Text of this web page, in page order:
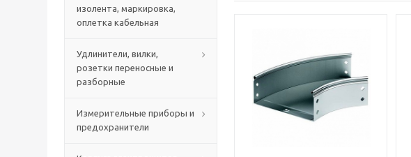
изолента, маркировка,
оплетка кабельная
Удлинители, вилки,
розетки переносные и
разборные
Измерительные приборы и
предохранители